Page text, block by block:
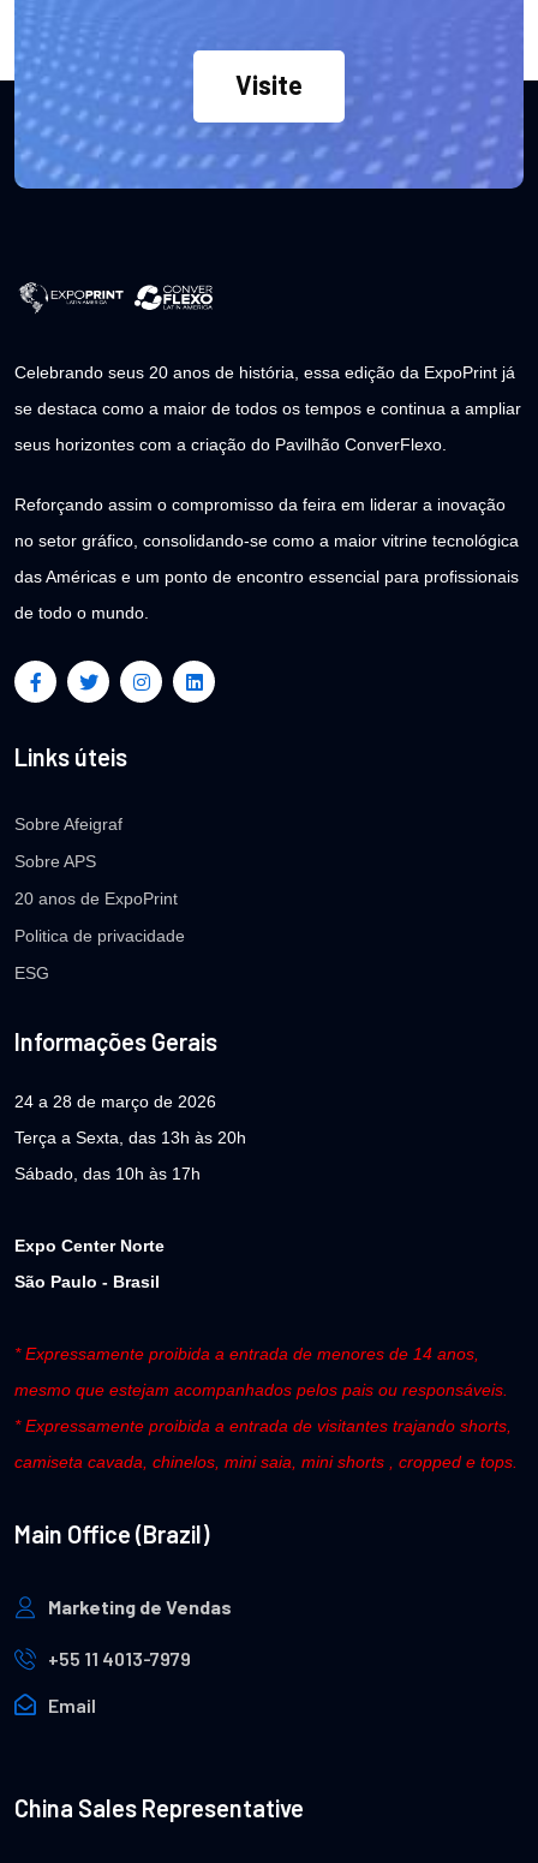
Visite
Celebrando seus 20 anos de história, essa edição da ExpoPrint já
se destaca como a maior de todos os tempos e continua a ampliar
seus horizontes com a criação do Pavilhão ConverFlexo.
Reforçando assim o compromisso da feira em liderar a inovação
no setor gráfico, consolidando-se como a maior vitrine tecnológica
das Américas e um ponto de encontro essencial para profissionais
de todo o mundo.
Links úteis
Sobre Afeigraf
Sobre APS
20 anos de ExpoPrint
Politica de privacidade
ESG
Informações Gerais
24 a 28 de março de 2026
Terça a Sexta, das 13h às 20h
Sábado, das 10h às 17h
Expo Center Norte
São Paulo - Brasil
* Expressamente proibida a entrada de menores de 14 anos,
mesmo que estejam acompanhados pelos pais ou responsáveis.
* Expressamente proibida a entrada de visitantes trajando shorts,
camiseta cavada, chinelos, mini saia, mini shorts , cropped e tops.
Main Office (Brazil)
Marketing de Vendas
+55 11 4013-7979
Email
China Sales Representative